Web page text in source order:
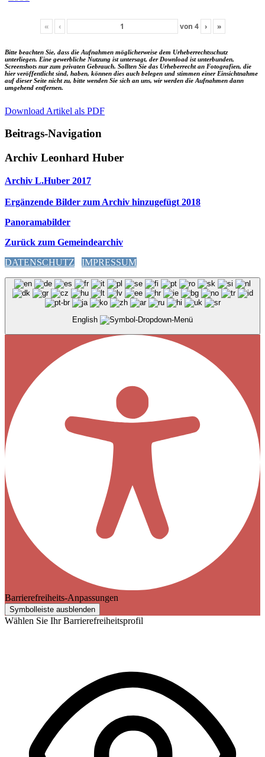
« ‹ von 4 › »
Bitte beachten Sie, dass die Aufnahmen möglicherweise dem Urheberrechtsschutz
unterliegen. Eine gewerbliche Nutzung ist untersagt, der Download ist unterbunden,
Screenshots nur zum privaten Gebrauch. Sollten Sie das Urheberrecht an Fotografien, die
hier veröffentlicht sind, haben, können dies auch belegen und stimmen einer Einsichtnahme
auf dieser Seite nicht zu, bitte wenden Sie sich an uns, wir werden die Aufnahmen dann
umgehend entfernen.
Download Artikel als PDF
Beitrags-Navigation
Archiv Leonhard Huber
Archiv L.Huber 2017
Ergänzende Bilder zum Archiv hinzugefügt 2018
Panoramabilder
Zurück zum Gemeindearchiv
DATENSCHUTZ
IMPRESSUM
English
Barrierefreiheits-Anpassungen
Symbolleiste ausblenden
Wählen Sie Ihr Barrierefreiheitsprofil